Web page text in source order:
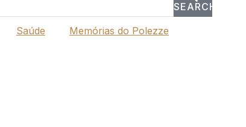
SEARCH
Saúde
Memórias do Polezze